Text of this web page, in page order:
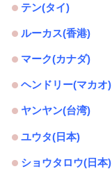
テン(タイ)
ルーカス(香港)
マーク(カナダ)
ヘンドリー(マカオ)
ヤンヤン(台湾)
ユウタ(日本)
ショウタロウ(日本)